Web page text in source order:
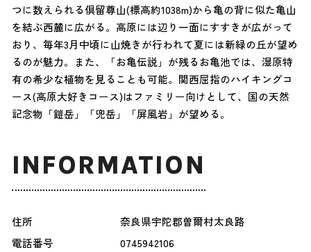
つに数えられる倶留尊山(標高約1038m)から亀の背に似た亀山
を結ぶ西麓に広がる。高原には辺り一面にすすきが広がって
おり、毎年3月中頃に山焼きが行われて夏には新緑の丘が望め
るのが魅力。また、「お亀伝説」が残るお亀池では、湿原特
有の希少な植物を見ることも可能。関西屈指のハイキングコ
ース(高原大好きコース)はファミリー向けとして、国の天然
記念物「鎧岳」「兜岳」「屏風岩」が望める。
INFORMATION
住所
奈良県宇陀郡曽爾村太良路
電話番号
0745942106